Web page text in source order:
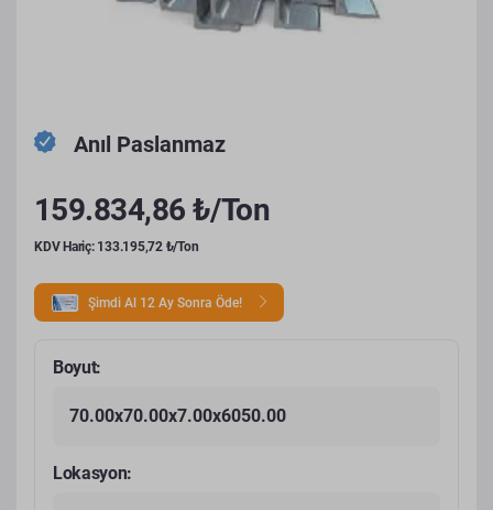
Anıl Paslanmaz
159.834,86 ₺/Ton
KDV Hariç: 133.195,72 ₺/Ton
Şimdi Al 12 Ay Sonra Öde!
Boyut:
70.00x70.00x7.00x6050.00
Lokasyon: